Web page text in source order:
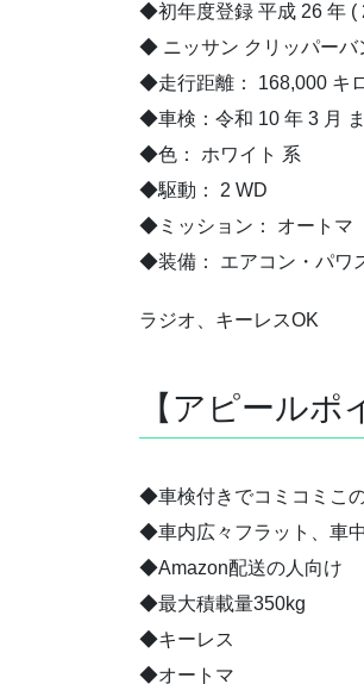
◆初年度登録 平成 26 年 (
◆ ニッサン クリッパーバ
◆走行距離： 168,000 キ
◆車検：令和 10 年 3 月
◆色： ホワイト 系
◆駆動： 2 WD
◆ミッション： オートマ
◆装備： エアコン・パワ
ラジオ、キーレスOK
【アピールポ
◆車検付きでコミコミこの
◆車内広々フラット、車
◆Amazon配送の人向け
◆最大積載量350kg
◆キーレス
◆オートマ